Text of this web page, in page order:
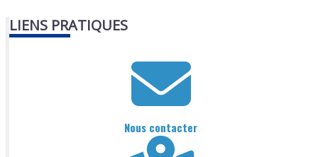
LIENS PRATIQUES
Nous contacter